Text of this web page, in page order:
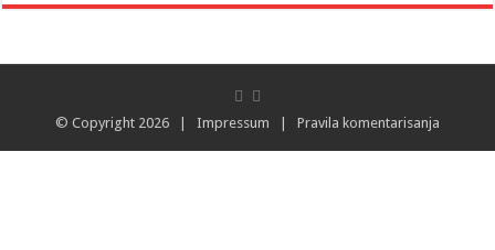
© Copyright 2026 | Impressum Pravila komentarisanja